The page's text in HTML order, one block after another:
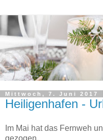
Mittwoch, 7. Juni 2017
Heiligenhafen -
Im Mai hat das Fernweh
gezogen.